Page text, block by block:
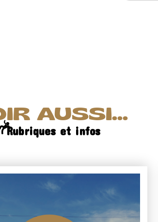
AUSSI...
Rubriques et infos